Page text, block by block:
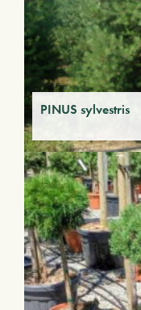
PINUS sylvestris